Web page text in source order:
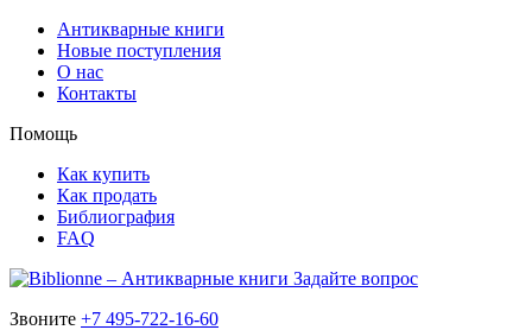
Антикварные книги
Новые поступления
О нас
Контакты
Помощь
Как купить
Как продать
Библиография
FAQ
Задайте вопрос
Звоните +7 495-722-16-60